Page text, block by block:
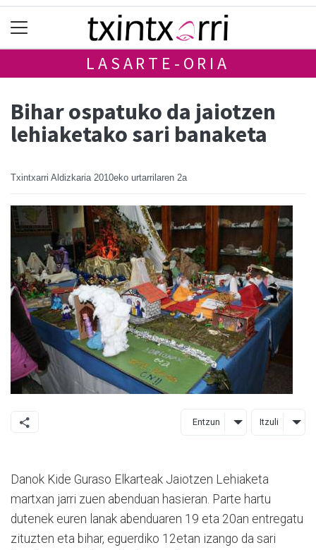
LASARTE-ORIA
Bihar ospatuko da jaiotzen
lehiaketako sari banaketa
Txintxarri Aldizkaria 2010eko urtarrilaren 2a
Entzun Itzuli
Danok Kide Guraso Elkarteak Jaiotzen Lehiaketa
martxan jarri zuen abenduan hasieran. Parte hartu
dutenek euren lanak abenduaren 19 eta 20an entregatu
zituzten eta bihar, eguerdiko 12etan izango da sari